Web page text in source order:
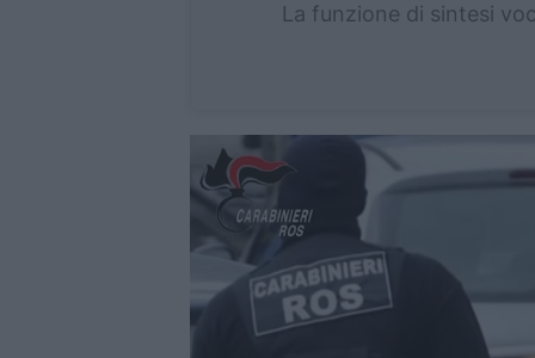
La funzione di sintesi